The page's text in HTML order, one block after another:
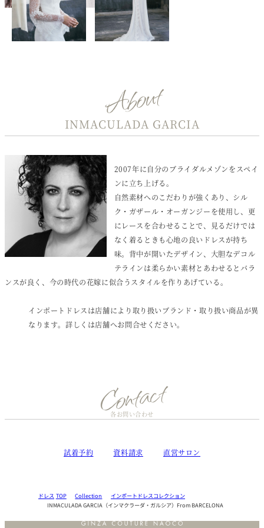
INMACULADA GARCIA
About
2007年に自分のブライダルメゾンをスペイ
ンに立ち上げる。
自然素材へのこだわりが強くあり、シル
ク・ガザール・オーガンジーを使用し、更
にレースを合わせることで、見るだけでは
なく着るときも心地の良いドレスが持ち
味。背中が開いたデザイン、大胆なデコル
テラインは柔らかい素材とあわせるとバラ
ンスが良く、今の時代の花嫁に似合うスタイルを作りあげている。
インポートドレスは店舗により取り扱いブランド・取り扱い商品が異
なります。詳しくは店舗へお問合せください。
各お問い合わせ
Contact
試着予約 資料請求 直営サロン
ドレス Collection
インポートドレスコレクション
INMACULADA GARCIA（インマクラーダ・ガルシア）From BARCELONA